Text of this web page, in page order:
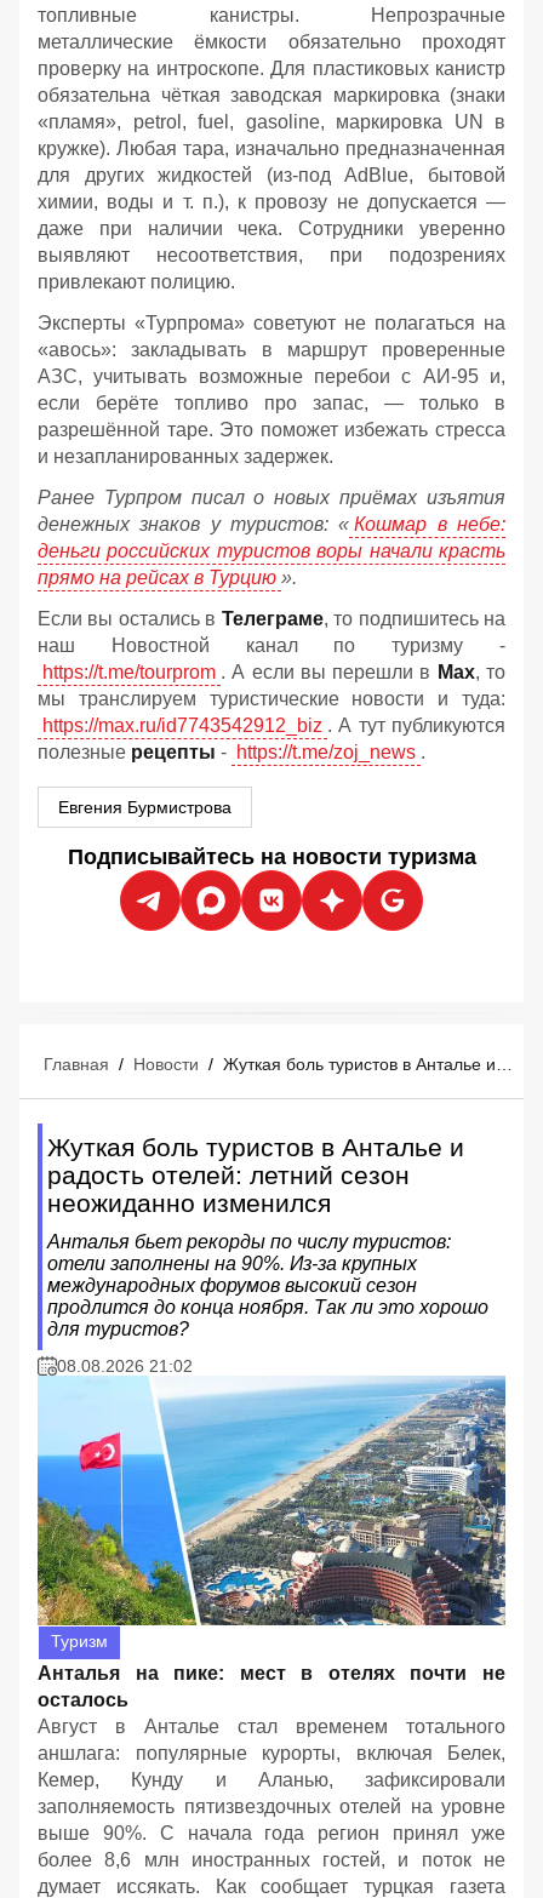
топливные канистры. Непрозрачные
металлические ёмкости обязательно проходят
проверку на интроскопе. Для пластиковых канистр
обязательна чёткая заводская маркировка (знаки
«пламя», petrol, fuel, gasoline, маркировка UN в
кружке). Любая тара, изначально предназначенная
для других жидкостей (из‑под AdBlue, бытовой
химии, воды и т. п.), к провозу не допускается —
даже при наличии чека. Сотрудники уверенно
выявляют несоответствия, при подозрениях
привлекают полицию.
Эксперты «Турпрома» советуют не полагаться на
«авось»: закладывать в маршрут проверенные
АЗС, учитывать возможные перебои с АИ‑95 и,
если берёте топливо про запас, — только в
разрешённой таре. Это поможет избежать стресса
и незапланированных задержек.
Ранее Турпром писал о новых приёмах изъятия
денежных знаков у туристов: « Кошмар в небе:
деньги российских туристов воры начали красть
прямо на рейсах в Турцию ».
Если вы остались в Телеграме, то подпишитесь на
наш Новостной канал по туризму -
https://t.me/tourprom . А если вы перешли в Мах, то
мы транслируем туристические новости и туда:
https://max.ru/id7743542912_biz . А тут публикуются
полезные рецепты - https://t.me/zoj_news .
Евгения Бурмистрова
Подписывайтесь на новости туризма
Главная / Новости /
Жуткая боль туристов в Анталье и
радость отелей: летний сезон
неожиданно изменился
Анталья бьет рекорды по числу туристов:
отели заполнены на 90%. Из-за крупных
международных форумов высокий сезон
продлится до конца ноября. Так ли это хорошо
для туристов?
08.08.2026 21:02
Туризм
Анталья на пике: мест в отелях почти не
осталось
Август в Анталье стал временем тотального
аншлага: популярные курорты, включая Белек,
Кемер, Кунду и Аланью, зафиксировали
заполняемость пятизвездочных отелей на уровне
выше 90%. С начала года регион принял уже
более 8,6 млн иностранных гостей, и поток не
думает иссякать. Как сообщает турцкая газета